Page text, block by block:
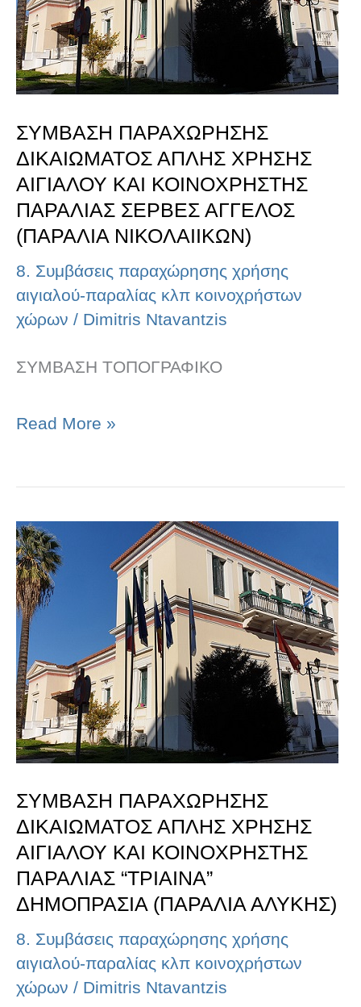
ΣΥΜΒΑΣΗ ΠΑΡΑΧΩΡΗΣΗΣ
ΔΙΚΑΙΩΜΑΤΟΣ ΑΠΛΗΣ ΧΡΗΣΗΣ
ΑΙΓΙΑΛΟΥ ΚΑΙ ΚΟΙΝΟΧΡΗΣΤΗΣ
ΠΑΡΑΛΙΑΣ ΣΕΡΒΕΣ ΑΓΓΕΛΟΣ
(ΠΑΡΑΛΙΑ ΝΙΚΟΛΑΙΙΚΩΝ)
8. Συμβάσεις παραχώρησης χρήσης
αιγιαλού-παραλίας κλπ κοινοχρήστων
χώρων / Dimitris Ntavantzis
ΣΥΜΒΑΣΗ ΤΟΠΟΓΡΑΦΙΚΟ
ΑΙΓΙΑΛΟΥ
ΚΑΙ
ΚΟΙΝΟΧΡΗΣΤΗΣ
ΣΕΡΒΕΣ
ΑΓΓΕΛΟΣ
(ΠΑΡΑΛΙΑ
ΝΙΚΟΛΑΙΙΚΩΝ)
Read More »
ΣΥΜΒΑΣΗ ΠΑΡΑΧΩΡΗΣΗΣ
ΔΙΚΑΙΩΜΑΤΟΣ ΑΠΛΗΣ ΧΡΗΣΗΣ
ΑΙΓΙΑΛΟΥ ΚΑΙ ΚΟΙΝΟΧΡΗΣΤΗΣ
ΠΑΡΑΛΙΑΣ “ΤΡΙΑΙΝΑ”
ΔΗΜΟΠΡΑΣΙΑ (ΠΑΡΑΛΙΑ ΑΛΥΚΗΣ)
8. Συμβάσεις παραχώρησης χρήσης
αιγιαλού-παραλίας κλπ κοινοχρήστων
χώρων / Dimitris Ntavantzis
ΣΥΜΒΑΣΗ
ΠΑΡΑΧΩΡΗΣΗΣ
ΔΙΚΑΙΩΜΑΤΟΣ
ΑΠΛΗΣ
ΧΡΗΣΗΣ
ΑΙΓΙΑΛΟΥ
ΚΑΙ
ΚΟΙΝΟΧΡΗΣΤΗΣ
“ΤΡΙΑΙΝΑ”
ΔΗΜΟΠΡΑΣΙΑ
(ΠΑΡΑΛΙΑ
ΑΛΥΚΗΣ)